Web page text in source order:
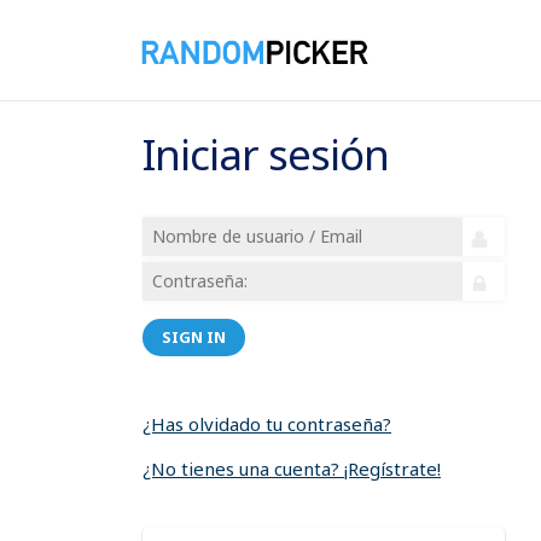
Iniciar sesión
SIGN IN
¿Has olvidado tu contraseña?
¿No tienes una cuenta? ¡Regístrate!